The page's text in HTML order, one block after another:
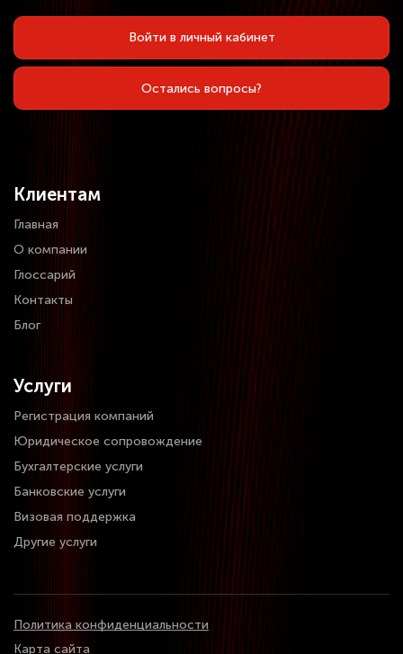
Клиентам
Главная
О компании
Глоссарий
Контакты
Блог
Услуги
Регистрация компаний
Юридическое сопровождение
Бухгалтерские услуги
Банковские услуги
Визовая поддержка
Другие услуги
Войти в личный кабинет
Остались вопросы?
Политика конфиденциальности
Карта сайта